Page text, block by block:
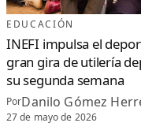
EDUCACIÓN
INEFI impulsa el
gran gira de utilería
su segunda semana
PorDanilo Gómez
27 de mayo de 2026